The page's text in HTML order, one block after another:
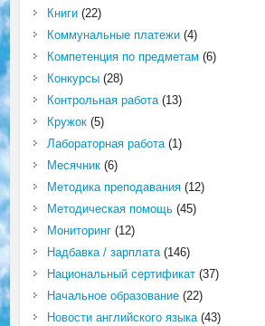
Книги(22)
Коммунальные платежи(4)
Компетенция по предметам (6)
Конкурсы(28)
Контрольная работа(13)
Кружок(5)
Лабораторная работа(1)
Месячник(6)
Методика преподавания(12)
Методическая помощь(45)
Мониторинг(12)
Надбавка / зарплата(146)
Национальный сертификат(37)
Начальное образование(22)
Новости английского языка(43)